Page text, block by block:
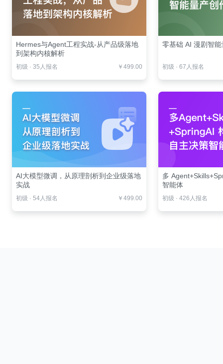
Hermes与Agent工程实战-从产品级落地
到架构内核解析
初级 · 35人报名 ￥499.00
零基础 AI 漫剧智
初级 · 67人报名
AI大模型微调，从原理剖析到企业级落地
实战
初级 · 54人报名 ￥499.00
多
智能体
初级 · 426人报名